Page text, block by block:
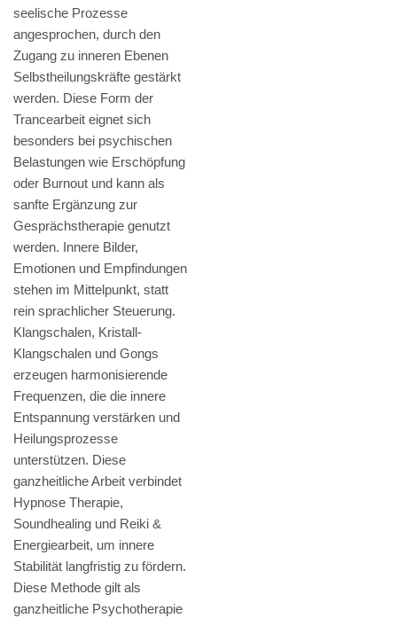
seelische Prozesse
angesprochen, durch den
Zugang zu inneren Ebenen
Selbstheilungskräfte gestärkt
werden. Diese Form der
Trancearbeit eignet sich
besonders bei psychischen
Belastungen wie Erschöpfung
oder Burnout und kann als
sanfte Ergänzung zur
Gesprächstherapie genutzt
werden. Innere Bilder,
Emotionen und Empfindungen
stehen im Mittelpunkt, statt
rein sprachlicher Steuerung.
Klangschalen, Kristall-
Klangschalen und Gongs
erzeugen harmonisierende
Frequenzen, die die innere
Entspannung verstärken und
Heilungsprozesse
unterstützen. Diese
ganzheitliche Arbeit verbindet
Hypnose Therapie,
Soundhealing und Reiki &
Energiearbeit, um innere
Stabilität langfristig zu fördern.
Diese Methode gilt als
ganzheitliche Psychotherapie